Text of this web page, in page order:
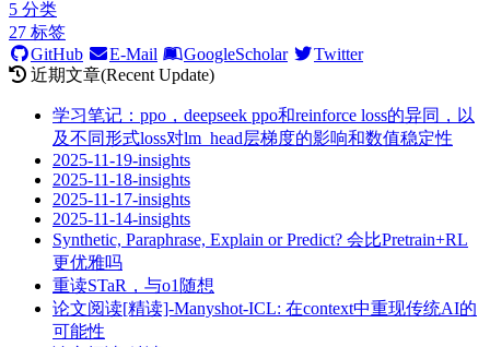
5 分类
27 标签
GitHub
E-Mail GoogleScholar
Twitter
近期文章(Recent Update)
学习笔记：ppo，deepseek ppo和reinforce loss的异同，以
及不同形式loss对lm_head层梯度的影响和数值稳定性
2025-11-19-insights
2025-11-18-insights
2025-11-17-insights
2025-11-14-insights
Synthetic, Paraphrase, Explain or Predict? 会比Pretrain+RL
更优雅吗
重读STaR，与o1随想
论文阅读[精读]-Manyshot-ICL: 在context中重现传统AI的
可能性